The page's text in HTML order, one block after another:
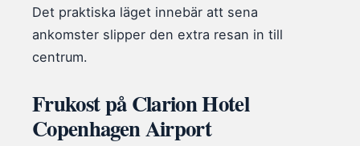
Det praktiska läget innebär att sena
ankomster slipper den extra resan in till
centrum.
Frukost på Clarion Hotel
Copenhagen Airport